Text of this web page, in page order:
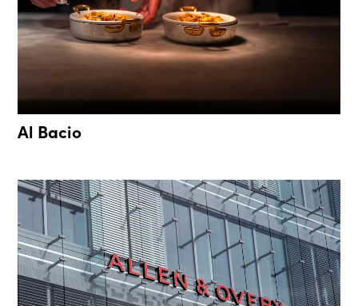
Al Bacio